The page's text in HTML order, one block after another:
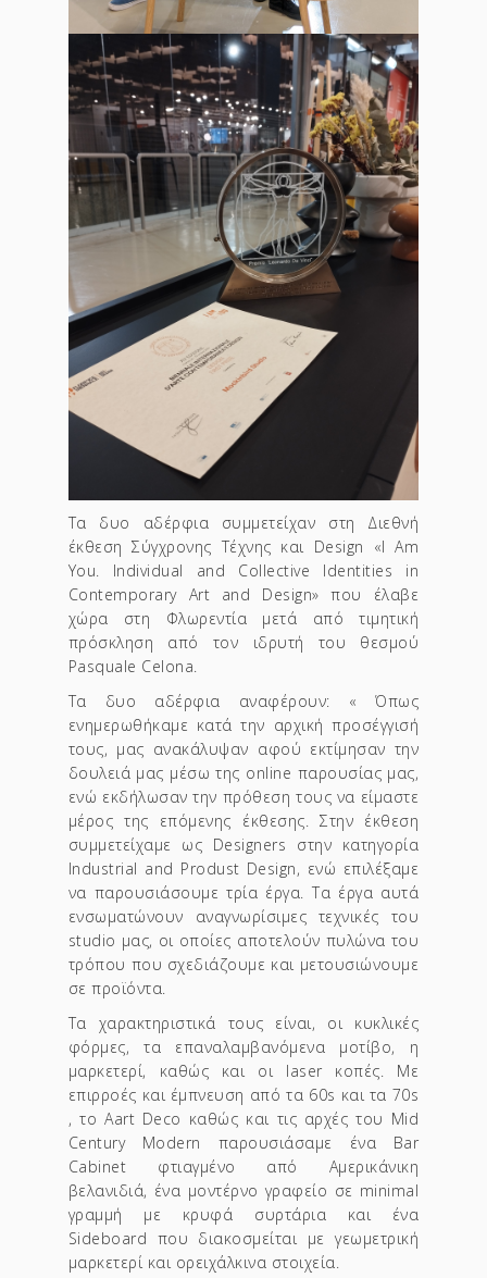
Τα δυο αδέρφια συμμετείχαν στη Διεθνή
έκθεση Σύγχρονης Τέχνης και Design «I Am
You. Individual and Collective Identities in
Contemporary Art and Design» που έλαβε
χώρα στη Φλωρεντία μετά από τιμητική
πρόσκληση από τον ιδρυτή του θεσμού
Pasquale Celona.
Τα δυο αδέρφια αναφέρουν: « Όπως
ενημερωθήκαμε κατά την αρχική προσέγγισή
τους, μας ανακάλυψαν αφού εκτίμησαν την
δουλειά μας μέσω της online παρουσίας μας,
ενώ εκδήλωσαν την πρόθεση τους να είμαστε
μέρος της επόμενης έκθεσης. Στην έκθεση
συμμετείχαμε ως Designers στην κατηγορία
Industrial and Produst Design, ενώ επιλέξαμε
να παρουσιάσουμε τρία έργα. Τα έργα αυτά
ενσωματώνουν αναγνωρίσιμες τεχνικές του
studio μας, οι οποίες αποτελούν πυλώνα του
τρόπου που σχεδιάζουμε και μετουσιώνουμε
σε προϊόντα.
Τα χαρακτηριστικά τους είναι, οι κυκλικές
φόρμες, τα επαναλαμβανόμενα μοτίβο, η
μαρκετερί, καθώς και οι laser κοπές. Με
επιρροές και έμπνευση από τα 60s και τα 70s
, το Aart Deco καθώς και τις αρχές του Mid
Century Modern παρουσιάσαμε ένα Bar
Cabinet φτιαγμένο από Αμερικάνικη
βελανιδιά, ένα μοντέρνο γραφείο σε minimal
γραμμή με κρυφά συρτάρια και ένα
Sideboard που διακοσμείται με γεωμετρική
μαρκετερί και ορειχάλκινα στοιχεία.